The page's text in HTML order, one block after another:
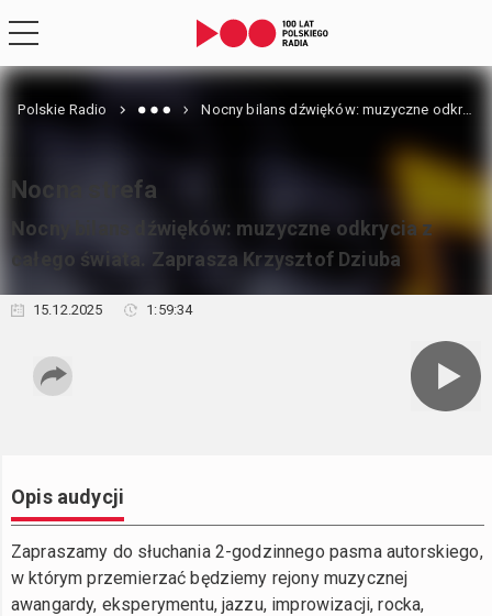
Polskie Radio Nocny bilans dźwięków: muzyczne odkrycia z całego świata. Zaprasza Krzysztof Dziuba
Nocna strefa
Nocny bilans dźwięków: muzyczne odkrycia z
całego świata. Zaprasza Krzysztof Dziuba
15.12.2025 1:59:34
Opis audycji
Zapraszamy do słuchania 2-godzinnego pasma autorskiego,
w którym przemierzać będziemy rejony muzycznej
awangardy, eksperymentu, jazzu, improwizacji, rocka,